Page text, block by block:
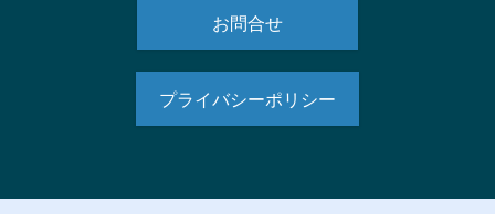
お問合せ
プライバシーポリシー